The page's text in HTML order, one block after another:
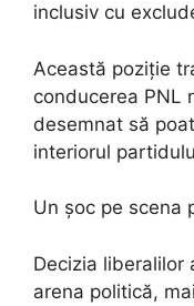
inclusiv cu
Această poziție
conducerea PNL
desemnat să
interiorul
Un șoc pe scena
Decizia liberalilor
arena politică,